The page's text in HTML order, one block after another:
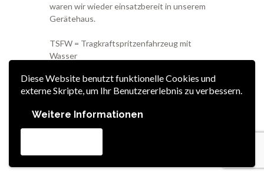
Diese Website benutzt funktionelle Cookies und
externe Skripte, um Ihr Benutzererlebnis zu verbessern.
Weitere Informationen
waren wir wieder einsatzbereit in unserem
Gerätehaus.
TSFW = Tragkraftspritzenfahrzeug mit
Wasser
LiMA = Lichtmastanhänger